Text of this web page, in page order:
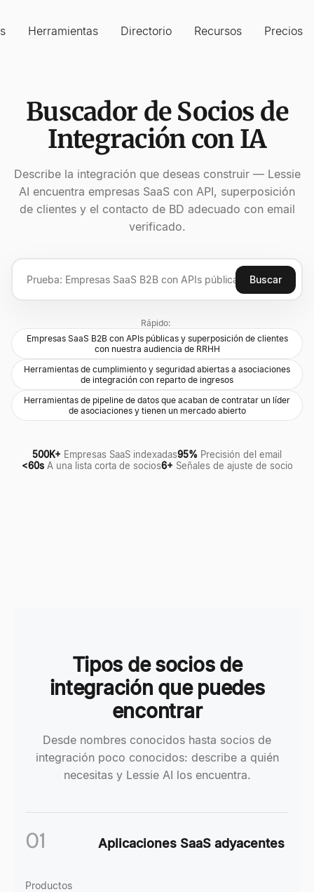
Herramientas Directorio Recursos Precios
Buscador de Socios de
Integración con IA
Describe la integración que deseas construir — Lessie
AI encuentra empresas SaaS con API, superposición
de clientes y el contacto de BD adecuado con email
verificado.
Buscar
Rápido:
Empresas SaaS B2B con APIs públicas y superposición de clientes
con nuestra audiencia de RRHH
Herramientas de cumplimiento y seguridad abiertas a asociaciones
de integración con reparto de ingresos
Herramientas de pipeline de datos que acaban de contratar un líder
de asociaciones y tienen un mercado abierto
500K+ Empresas SaaS indexadas95% Precisión del email
<60s A una lista corta de socios6+ Señales de ajuste de socio
Tipos de socios de
integración que puedes
encontrar
Desde nombres conocidos hasta socios de
integración poco conocidos: describe a quién
necesitas y Lessie AI los encuentra.
01 Aplicaciones SaaS adyacentes
Productos